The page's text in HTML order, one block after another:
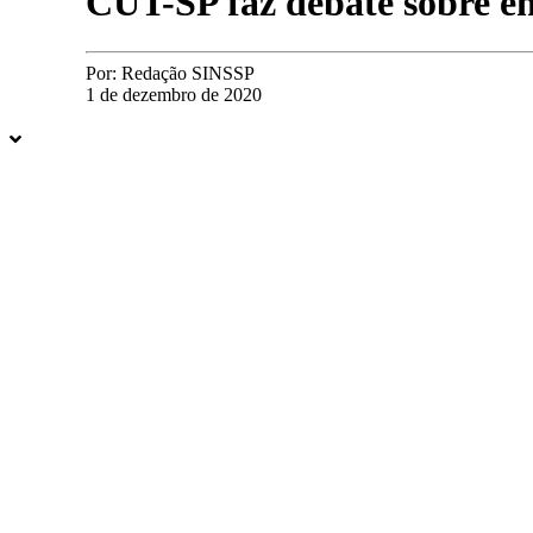
Por: Redação SINSSP
1 de dezembro de 2020